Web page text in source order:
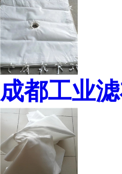
成都工业